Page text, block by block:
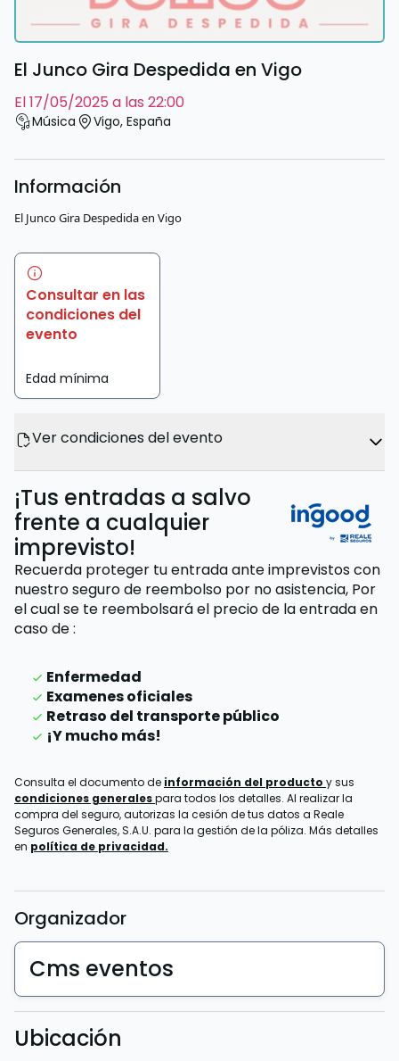
El Junco Gira Despedida en Vigo
el 17/05/2025 a las 22:00
Música Vigo, España
Información
El Junco Gira Despedida en Vigo
Consultar en las
condiciones del
evento
Edad mínima
Ver condiciones del evento
¡Tus entradas a salvo
frente a cualquier
imprevisto!
Recuerda proteger tu entrada ante imprevistos con
nuestro seguro de reembolso por no asistencia, Por
el cual se te reembolsará el precio de la entradaen
caso de:
Enfermedad
Examenes oficiales
Retraso del transporte público
¡Y mucho más!
Consulta el documento de información del producto y sus
condiciones generalespara todos los detalles. Al realizar la
compra del seguro, autorizas la cesión de tus datos a Reale
Seguros Generales, S.A.U. para la gestión de la póliza. Más detalles
en política de privacidad.
Organizador
Cms eventos
Ubicación